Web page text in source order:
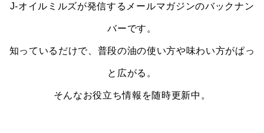
J-オイルミルズが発信するメールマガジンのバックナン
バーです。
知っているだけで、普段の油の使い方や味わい方がぱっ
と広がる。
そんなお役立ち情報を随時更新中。